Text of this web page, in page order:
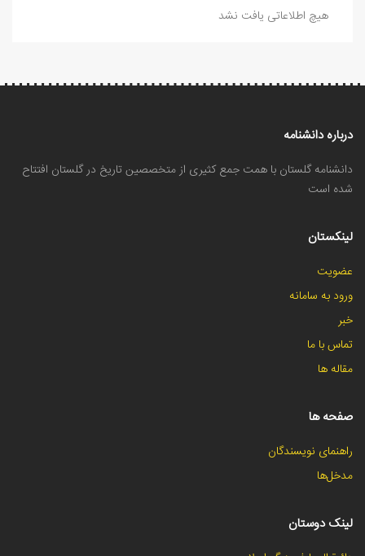
هیچ اطلاعاتی یافت نشد
درباره دانشنامه
دانشنامه گلستان با همت جمع کثیری از متخصصین تاریخ در گلستان افتتاح
شده است
لینکستان
عضویت
ورود به سامانه
خبر
تماس با ما
مقاله ها
صفحه ها
راهنمای نویسندگان
مدخل‌ها
لینک دوستان